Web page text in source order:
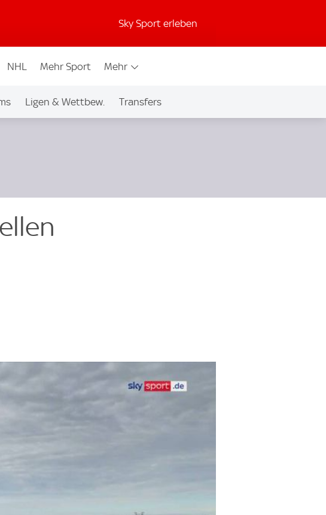
Sky Sport erleben
NHL Mehr Sport Mehr
Ligen & Wettbew. Transfers